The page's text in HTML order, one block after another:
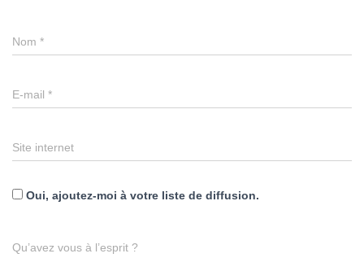
Nom *
E-mail *
Site internet
Oui, ajoutez-moi à votre liste de diffusion.
Qu’avez vous à l’esprit ?